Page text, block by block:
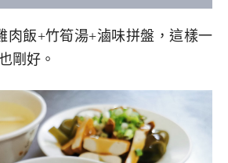
肉飯+竹筍湯+滷味拼盤，這樣一
剛好。